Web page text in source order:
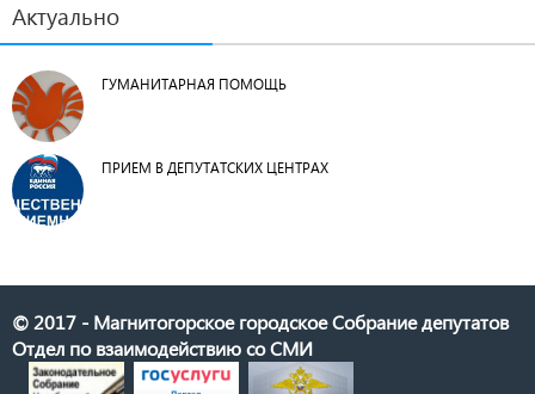
Актуально
ГУМАНИТАРНАЯ ПОМОЩЬ
ПРИЕМ В ДЕПУТАТСКИХ ЦЕНТРАХ
© 2017 - Магнитогорское городское Собрание депутатов
Отдел по взаимодействию со СМИ